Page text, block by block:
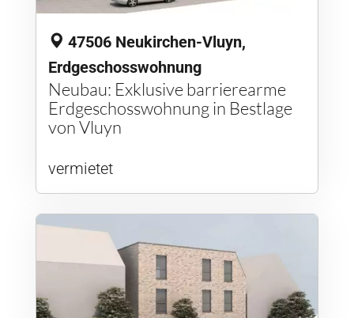
47506 Neukirchen-Vluyn,
Erdgeschosswohnung
Neubau: Exklusive barrierearme
Erdgeschosswohnung in Bestlage
von Vluyn
vermietet